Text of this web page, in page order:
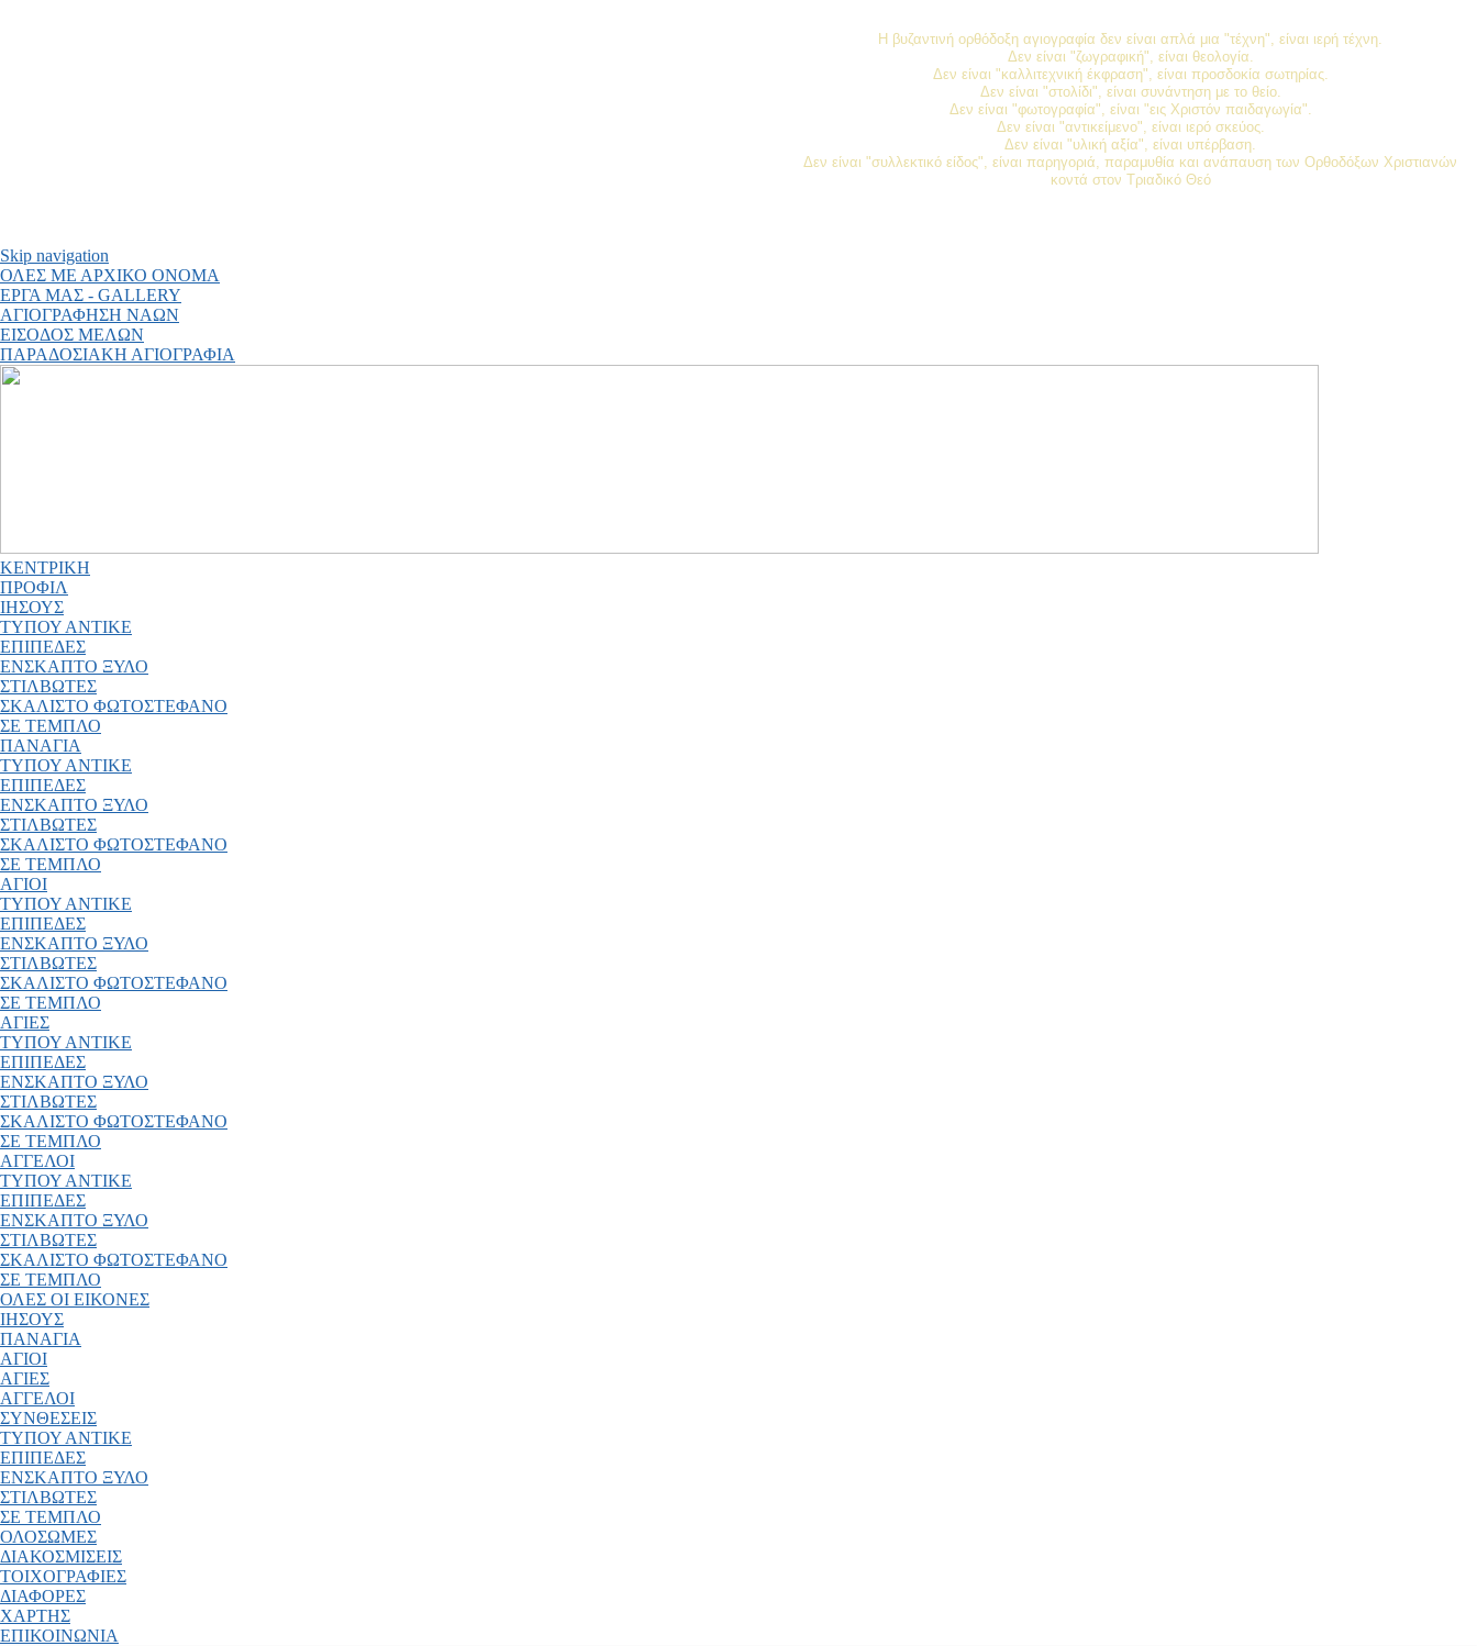
Η βυζαντινή ορθόδοξη αγιογραφία δεν είναι απλά μια "τέχνη", είναι ιερή τέχνη.
Δεν είναι "ζωγραφική", είναι θεολογία.
Δεν είναι "καλλιτεχνική έκφραση", είναι προσδοκία σωτηρίας.
Δεν είναι "στολίδι", είναι συνάντηση με το θείο.
Δεν είναι "φωτογραφία", είναι "εις Χριστόν παιδαγωγία".
Δεν είναι "αντικείμενο", είναι ιερό σκεύος.
Δεν είναι "υλική αξία", είναι υπέρβαση.
Δεν είναι "συλλεκτικό είδος", είναι παρηγοριά, παραμυθία και ανάπαυση των Ορθοδόξων Χριστιανών
κοντά στον Τριαδικό Θεό
Skip navigation
ΟΛΕΣ ΜΕ ΑΡΧΙΚΟ ΟΝΟΜΑ
ΕΡΓΑ ΜΑΣ - GALLERY
ΑΓΙΟΓΡΑΦΗΣΗ ΝΑΩΝ
ΕΙΣΟΔΟΣ ΜΕΛΩΝ
ΠΑΡΑΔΟΣΙΑΚΗ ΑΓΙΟΓΡΑΦΙΑ
ΚΕΝΤΡΙΚΗ
ΠΡΟΦΙΛ
ΙΗΣΟΥΣ
ΤΥΠΟΥ ΑΝΤΙΚΕ
ΕΠΙΠΕΔΕΣ
ΕΝΣΚΑΠΤΟ ΞΥΛΟ
ΣΤΙΛΒΩΤΕΣ
ΣΚΑΛΙΣΤΟ ΦΩΤΟΣΤΕΦΑΝΟ
ΣΕ ΤΕΜΠΛΟ
ΠΑΝΑΓΙΑ
ΤΥΠΟΥ ΑΝΤΙΚΕ
ΕΠΙΠΕΔΕΣ
ΕΝΣΚΑΠΤΟ ΞΥΛΟ
ΣΤΙΛΒΩΤΕΣ
ΣΚΑΛΙΣΤΟ ΦΩΤΟΣΤΕΦΑΝΟ
ΣΕ ΤΕΜΠΛΟ
ΑΓΙΟΙ
ΤΥΠΟΥ ΑΝΤΙΚΕ
ΕΠΙΠΕΔΕΣ
ΕΝΣΚΑΠΤΟ ΞΥΛΟ
ΣΤΙΛΒΩΤΕΣ
ΣΚΑΛΙΣΤΟ ΦΩΤΟΣΤΕΦΑΝΟ
ΣΕ ΤΕΜΠΛΟ
ΑΓΙΕΣ
ΤΥΠΟΥ ΑΝΤΙΚΕ
ΕΠΙΠΕΔΕΣ
ΕΝΣΚΑΠΤΟ ΞΥΛΟ
ΣΤΙΛΒΩΤΕΣ
ΣΚΑΛΙΣΤΟ ΦΩΤΟΣΤΕΦΑΝΟ
ΣΕ ΤΕΜΠΛΟ
ΑΓΓΕΛΟΙ
ΤΥΠΟΥ ΑΝΤΙΚΕ
ΕΠΙΠΕΔΕΣ
ΕΝΣΚΑΠΤΟ ΞΥΛΟ
ΣΤΙΛΒΩΤΕΣ
ΣΚΑΛΙΣΤΟ ΦΩΤΟΣΤΕΦΑΝΟ
ΣΕ ΤΕΜΠΛΟ
ΟΛΕΣ ΟΙ ΕΙΚΟΝΕΣ
ΙΗΣΟΥΣ
ΠΑΝΑΓΙΑ
ΑΓΙΟΙ
ΑΓΙΕΣ
ΑΓΓΕΛΟΙ
ΣΥΝΘΕΣΕΙΣ
ΤΥΠΟΥ ΑΝΤΙΚΕ
ΕΠΙΠΕΔΕΣ
ΕΝΣΚΑΠΤΟ ΞΥΛΟ
ΣΤΙΛΒΩΤΕΣ
ΣΕ ΤΕΜΠΛΟ
ΟΛΟΣΩΜΕΣ
ΔΙΑΚΟΣΜΙΣΕΙΣ
ΤΟΙΧΟΓΡΑΦΙΕΣ
ΔΙΑΦΟΡΕΣ
ΧΑΡΤΗΣ
ΕΠΙΚΟΙΝΩΝΙΑ